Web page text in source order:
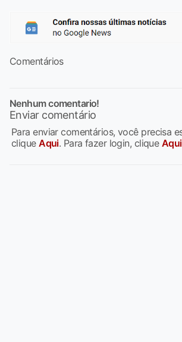
Comentários
Nenhum comentario!
Enviar comentário
Para enviar comentários, você precisa
cliqueAqui. Para fazer login, clique Aqui